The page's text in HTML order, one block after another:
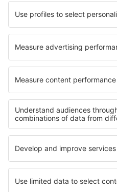
Cazare în Lavaudieu
Cazare în Philippsreut
Cele mai bune locuri de cazare
Cazare in Ohio Cazare in
Cazare în Oahu Cazare in
Cazare in Parcul Național Saguaro
Cazare in Alexandria